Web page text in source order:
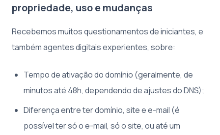
propriedade, uso e mudanças
Recebemos muitos questionamentos de iniciantes, e
também agentes digitais experientes, sobre:
Tempo de ativação do domínio (geralmente, de
minutos até 48h, dependendo de ajustes do DNS);
Diferença entre ter domínio, site e e-mail (é
possível ter só o e-mail, só o site, ou até um